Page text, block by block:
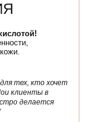
тех, кто хочет
клиенты в
делается